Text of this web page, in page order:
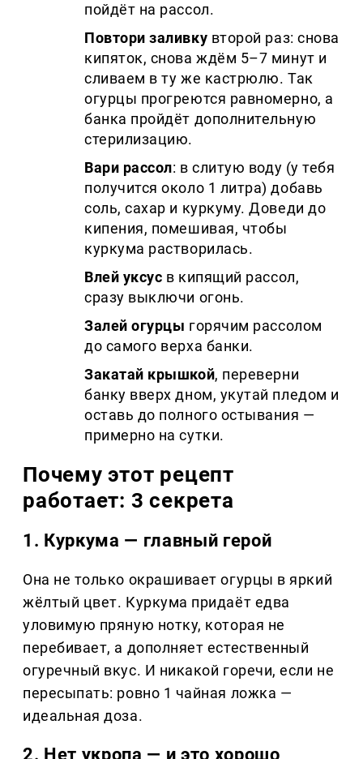
пойдёт на рассол.
Повтори заливку второй раз: снова
кипяток, снова ждём 5–7 минут и
сливаем в ту же кастрюлю. Так
огурцы прогреются равномерно, а
банка пройдёт дополнительную
стерилизацию.
Вари рассол: в слитую воду (у тебя
получится около 1 литра) добавь
соль, сахар и куркуму. Доведи до
кипения, помешивая, чтобы
куркума растворилась.
Влей уксус в кипящий рассол,
сразу выключи огонь.
Залей огурцы горячим рассолом
до самого верха банки.
Закатай крышкой, переверни
банку вверх дном, укутай пледом и
оставь до полного остывания —
примерно на сутки.
Почему этот рецепт
работает: 3 секрета
1. Куркума — главный герой
Она не только окрашивает огурцы в яркий
жёлтый цвет. Куркума придаёт едва
уловимую пряную нотку, которая не
перебивает, а дополняет естественный
огуречный вкус. И никакой горечи, если не
пересыпать: ровно 1 чайная ложка —
идеальная доза.
2. Нет укропа — и это хорошо